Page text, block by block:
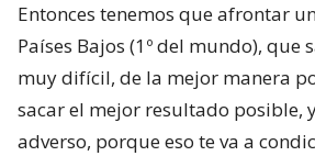
Entonces tenemos que afrontar
Países Bajos (1º del mundo), que
muy difícil, de la mejor manera
sacar el mejor resultado posible,
adverso, porque eso te va a